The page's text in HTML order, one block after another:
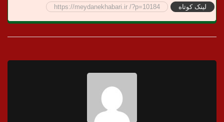
لینک کوتاه https://meydanekhabari.ir /?p=10184